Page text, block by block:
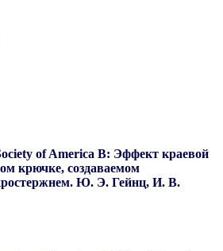
of America B: Эффект краевой
крючке, создаваемом
Ю. Э. Гейнц, И. В.